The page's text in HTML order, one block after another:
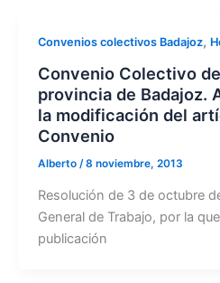
Convenios colectivos Badajoz,
Convenio Colectivo
provincia de Badajoz.
la modificación del
Convenio
Alberto /8 noviembre, 2013
Resolución de 3 de octubre
General de Trabajo, por la
publicación